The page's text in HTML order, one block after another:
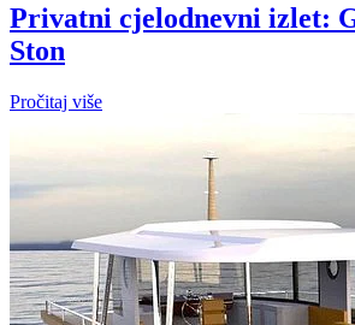
Privatni cjelodnevni izlet:
Ston
Pročitaj više